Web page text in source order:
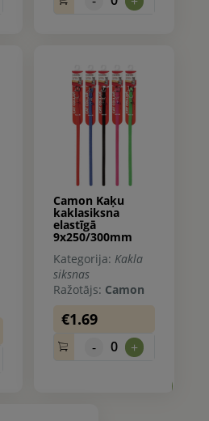
Camon Kaķu
kaklasiksna
elastīgā
9x250/300mm
Kategorija: Kakla
siksnas
Ražotājs: Camon
€1.69
- 0 +